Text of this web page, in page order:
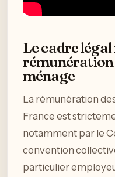
Le cadre
rémunération
ménage
La rémunération
France est
notamment par le
convention
particulier